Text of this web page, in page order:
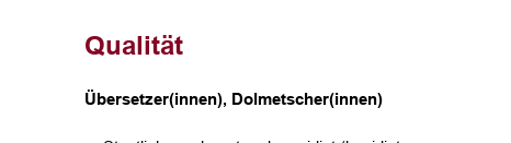
Qualität
Übersetzer(innen), Dolmetscher(innen)